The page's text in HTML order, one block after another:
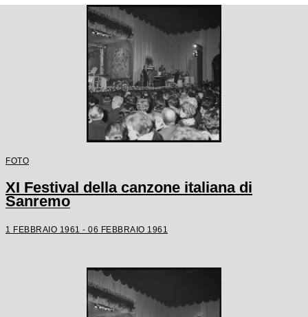
FOTO
XI Festival della canzone italiana di
Sanremo
1 FEBBRAIO 1961 - 06 FEBBRAIO 1961